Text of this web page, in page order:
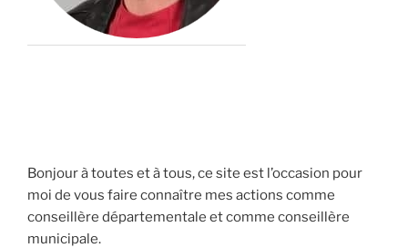
Bonjour à toutes et à tous, ce site est l’occasion pour
moi de vous faire connaître mes actions comme
conseillère départementale et comme conseillère
municipale.